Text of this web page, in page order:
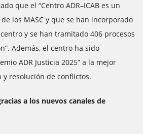
que el “Centro ADR–ICAB es un
los MASC y que se han incorporado
y se han tramitado 406 procesos
Además, el centro ha sido
ADR Justicia 2025” a la mejor
resolución de conflictos.
a los nuevos canales de